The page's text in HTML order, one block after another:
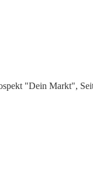
"Dein Markt",